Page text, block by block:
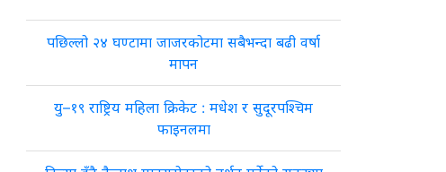
पछिल्लो २४ घण्टामा जाजरकोटमा सबैभन्दा बढी वर्षा
मापन
यु–१९ राष्ट्रिय महिला क्रिकेट : मधेश र सुदूरपश्चिम
फाइनलमा